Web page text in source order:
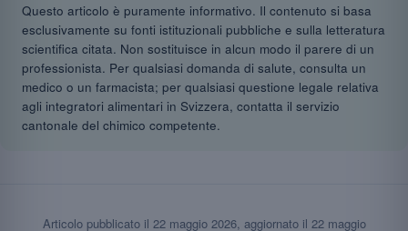
Questo articolo è puramente informativo. Il contenuto si basa
esclusivamente su fonti istituzionali pubbliche e sulla letteratura
scientifica citata. Non sostituisce in alcun modo il parere di un
professionista. Per qualsiasi domanda di salute, consulta un
medico o un farmacista; per qualsiasi questione legale relativa
agli integratori alimentari in Svizzera, contatta il servizio
cantonale del chimico competente.
Articolo pubblicato il 22 maggio 2026, aggiornato il 22 maggio